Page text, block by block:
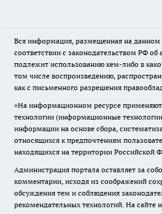
Вся информация, размещенная на данном
соответствии с законодательством РФ об
подлежит использованию кем-либо в
том числе воспроизведению,
как с письменного разрешения
«На информационном ресурсе
технологии (информационные
информации на основе сбора,
относящихся к предпочтениям
находящихся на территории Российской
Администрация портала оставляет за
комментарии, исходя из соображений
обсуждения тем и соблюдения
рекомендательных технологий. На сайте